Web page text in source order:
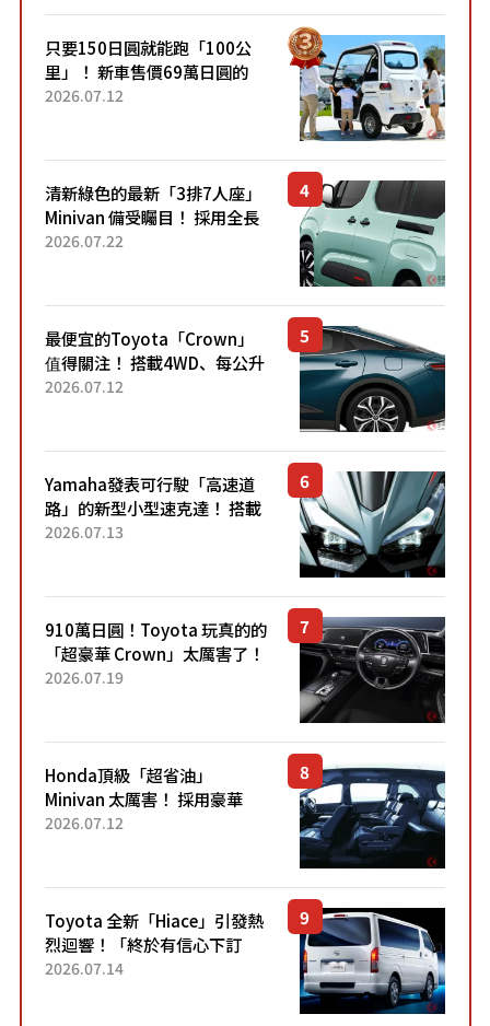
只要150日圓就能跑「100公
里」！ 新車售價69萬日圓的
「3人座」Trike大受歡迎！ 順
2026.07.12
清新綠色的最新「3排7人座」
Minivan 備受矚目！ 採用全長
4.7公尺剛剛好的車身尺寸與
2026.07.22
最便宜的Toyota「Crown」
值得關注！ 搭載4WD、每公升
22.4公里低油耗表現超亮眼！
2026.07.12
Yamaha發表可行駛「高速道
路」的新型小型速克達！ 搭載
能享受超強勁「渦輪感」的動
2026.07.13
910萬日圓！Toyota 玩真的的
「超豪華 Crown」太厲害了！
採用由「匠人技藝」打造的
2026.07.19
Honda頂級「超省油」
Minivan 太厲害！ 採用豪華
「真皮座椅」與專屬「黑色內
「三...
2026.07.12
Toyota 全新「Hiace」引發熱
烈迴響！「終於有信心下訂
了！」「哪個等級交車最
2026.07.14